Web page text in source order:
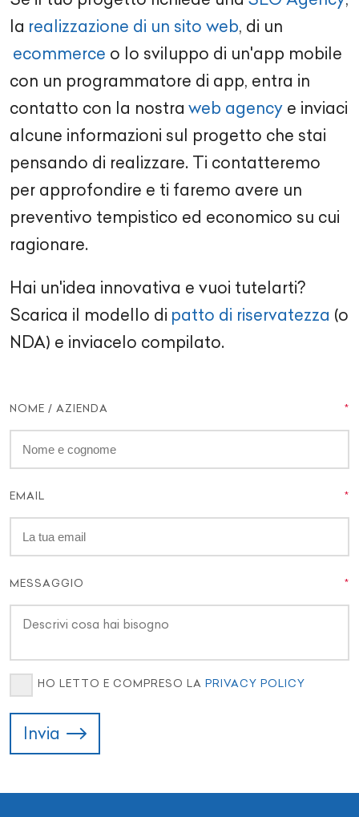
la realizzazione di un sito web, di un
ecommerce o lo sviluppo di un'app mobile
con un programmatore di app, entra in
contatto con la nostra web agency e inviaci
alcune informazioni sul progetto che stai
pensando di realizzare. Ti contatteremo
per approfondire e ti faremo avere un
preventivo tempistico ed economico su cui
ragionare.
Hai un'idea innovativa e vuoi tutelarti?
Scarica il modello di patto di riservatezza (o
NDA) e inviacelo compilato.
NOME / AZIENDA
EMAIL
MESSAGGIO
HO LETTO E COMPRESO LA PRIVACY POLICY
Invia